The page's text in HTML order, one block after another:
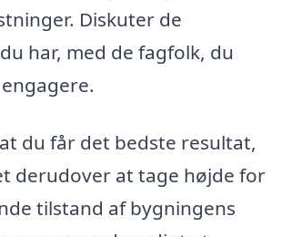
Diskuter de
har, med de fagfolk, du
du får det bedste resultat,
derudover at tage højde for
tilstand af bygningens